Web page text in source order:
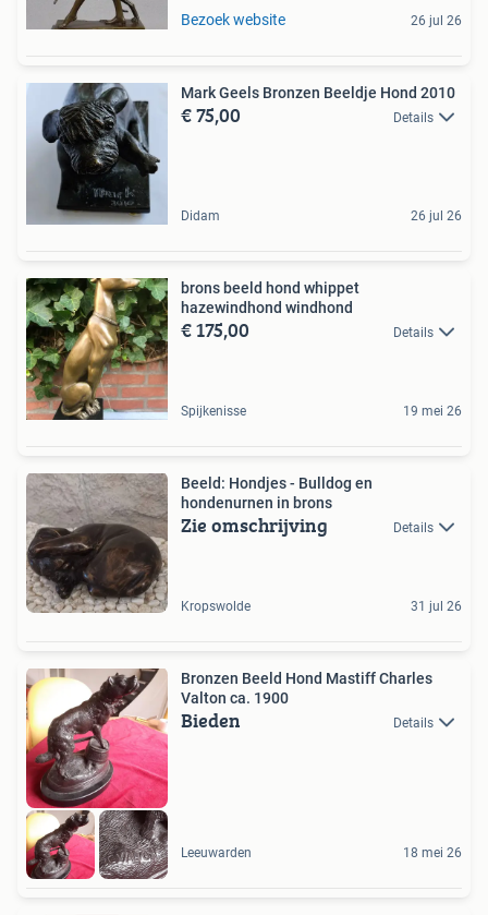
Bezoek website 26 jul 26
Mark Geels Bronzen Beeldje Hond 2010
€ 75,00 Details
Didam 26 jul 26
brons beeld hond whippet
hazewindhond windhond
€ 175,00 Details
Spijkenisse 19 mei 26
Beeld: Hondjes - Bulldog en
hondenurnen in brons
Zie omschrijving Details
Kropswolde 31 jul 26
Bronzen Beeld Hond Mastiff Charles
Valton ca. 1900
Bieden Details
Leeuwarden 18 mei 26